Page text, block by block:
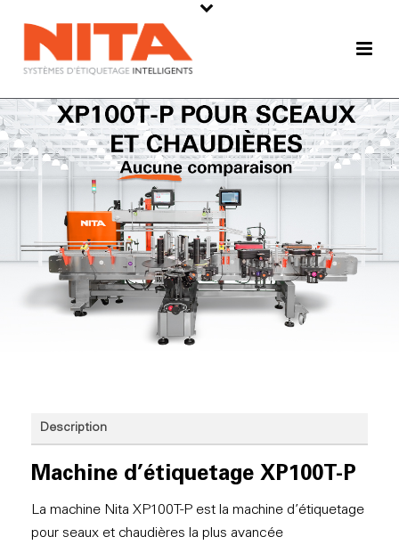
Description
Machine d’étiquetage XP100T-P
La machine Nita XP100T-P est la machine d’étiquetage
pour seaux et chaudières la plus avancée